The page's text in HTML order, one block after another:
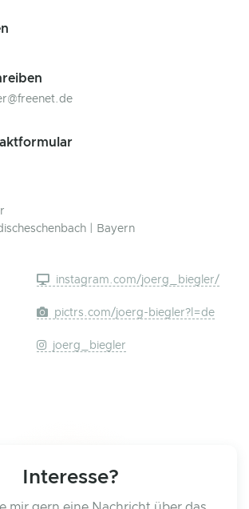
| Bayern
instagram.com/joerg_biegler/
pictrs.com/joerg-biegler?l=de
joerg_biegler
Interesse?